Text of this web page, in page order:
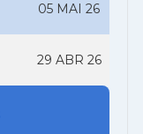
05 MAI 26
29 ABR 26